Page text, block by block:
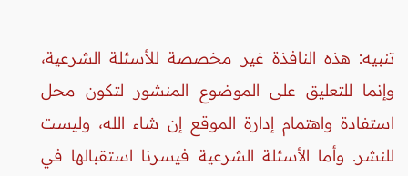
تنبيه: هذه النافذة غير مخصصة للأسئلة الشرعية،
وإنما للتعليق على الموضوع المنشور لتكون محل
استفادة واهتمام إدارة الموقع إن شاء الله، وليست
للنشر. وأما الأسئلة الشرعية فيسرنا استقبالها في